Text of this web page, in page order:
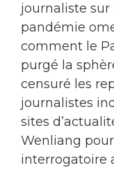
journaliste sur
pandémie
comment le
purgé la
censuré les
journalistes
sites
Wenliang
interrogatoire